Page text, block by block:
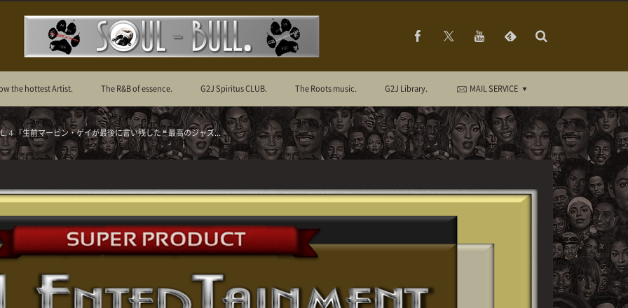
the hottest Artist. The R&B of essence. G2J Spiritus CLUB. The Roots music. G2J Library. MAIL SERVICE
４『生前マービン・ゲイが最後に言い残した ❝ 最高のジャズ...